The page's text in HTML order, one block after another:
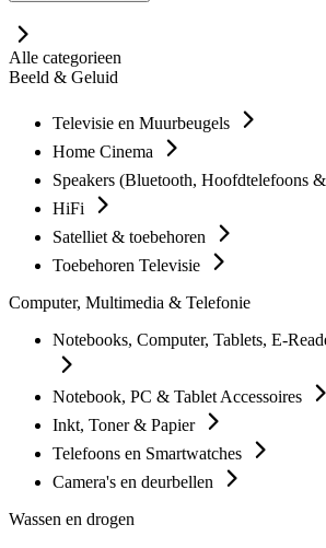
Alle categorieen
Beeld & Geluid
Televisie en Muurbeugels
Home Cinema
Speakers (Bluetooth, Hoofdtelefoons
HiFi
Satelliet & toebehoren
Toebehoren Televisie
Computer, Multimedia & Telefonie
Notebooks, Computer, Tablets, E-
Notebook, PC & Tablet Accessoires
Inkt, Toner & Papier
Telefoons en Smartwatches
Camera's en deurbellen
Wassen en drogen